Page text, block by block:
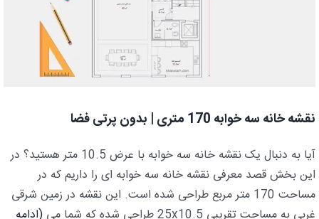
نقشه خانه سه خوابه 170 متری | بدون پرتی فضا
آیا به دنبال یک نقشه خانه سه خوابه با عرض 10.5 متر هستید؟ در
این بخش قصد معرفی نقشه خانه سه خوابه ای را داریم که در
مساحت 170 متر مربع طراحی شده است. این نقشه در زمین شرقی
غربی به مساحت تقریبی 25x10.5 طراحی شده که شما می
(ادامه